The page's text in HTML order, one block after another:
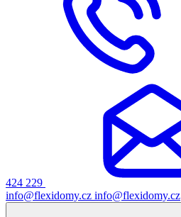
424 229
info@flexidomy.cz info@flexidomy.cz